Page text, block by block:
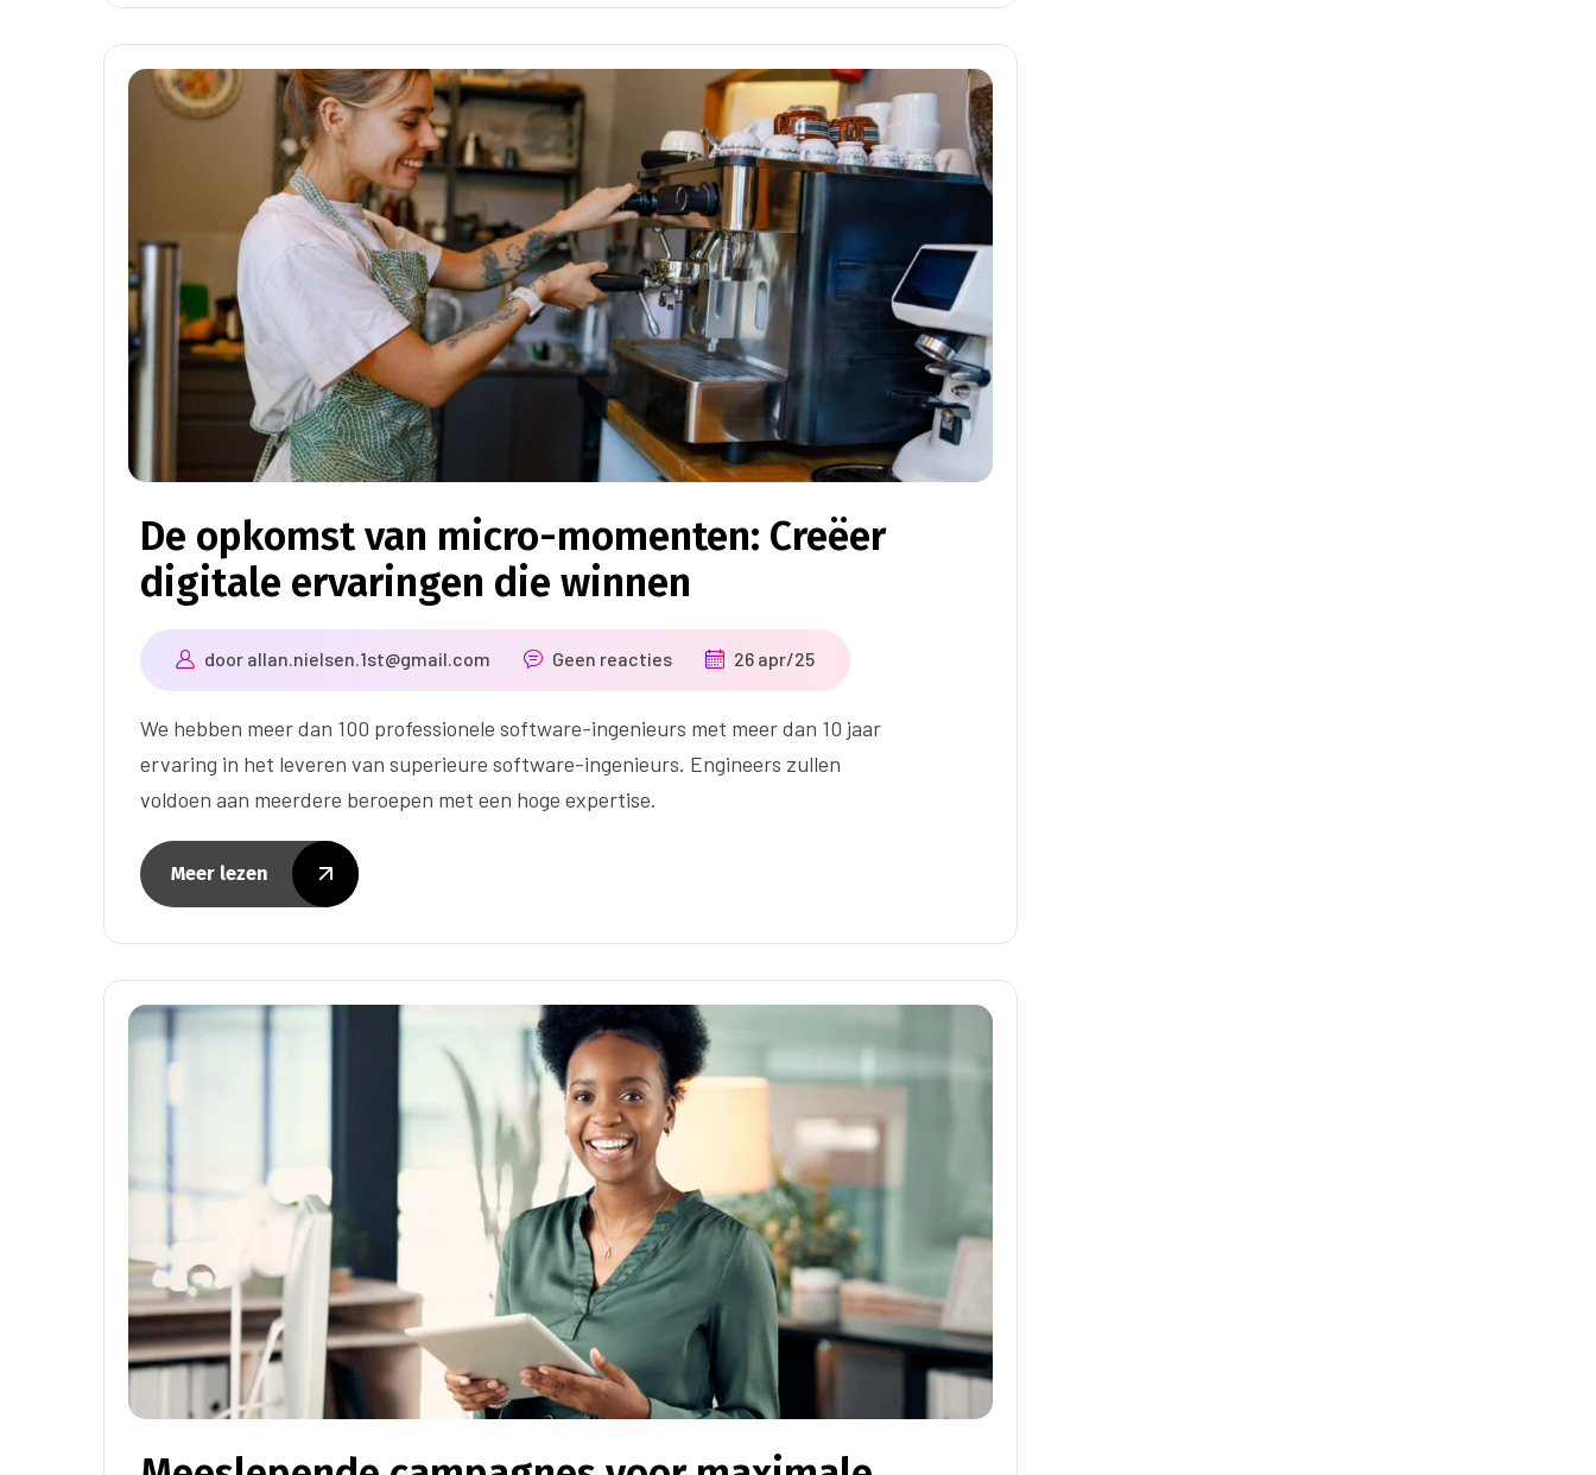
De opkomst van micro-momenten: Creëer
digitale ervaringen die winnen
door allan.nielsen.1st@gmail.com Geen reacties 26 apr/25
We hebben meer dan 100 professionele software-ingenieurs met meer dan 10 jaar
ervaring in het leveren van superieure software-ingenieurs. Engineers zullen
voldoen aan meerdere beroepen met een hoge expertise.
Meer lezen